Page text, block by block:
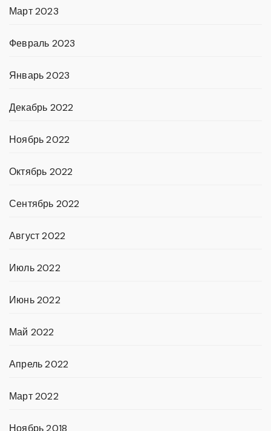
Март 2023
Февраль 2023
Январь 2023
Декабрь 2022
Ноябрь 2022
Октябрь 2022
Сентябрь 2022
Август 2022
Июль 2022
Июнь 2022
Май 2022
Апрель 2022
Март 2022